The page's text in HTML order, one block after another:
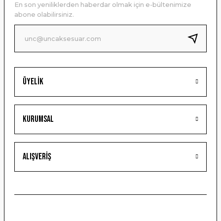
Ürün bilgilerinde hatalar bulunuyor.
Ürün fiyatı diğer sitelerden daha pahalı.
Bu ürüne benzer farklı alternatifler olmalı.
Gönder
Üyelik
Kurumsal
Alışveriş
En son yeniliklerden haberdar olmak için e-bültenimize
abone olabilirsiniz.